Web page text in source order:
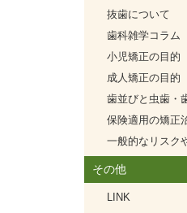
抜歯について
歯科雑学コラム
小児矯正の目的
成人矯正の目的
歯並びと虫歯・
保険適用の矯正
一般的なリスク
その他
LINK